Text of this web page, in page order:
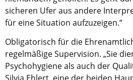
sicheren Ufer aus andere
für eine Situation aufzuzeigen.“
Obligatorisch für die
regelmäßige Supervision. „Sie
Psychohygiene als auch der